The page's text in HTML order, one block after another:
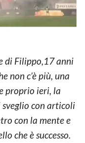
di Filippo,17 anni
non c’è più, una
proprio ieri, la
con articoli
con la mente e
che è successo.